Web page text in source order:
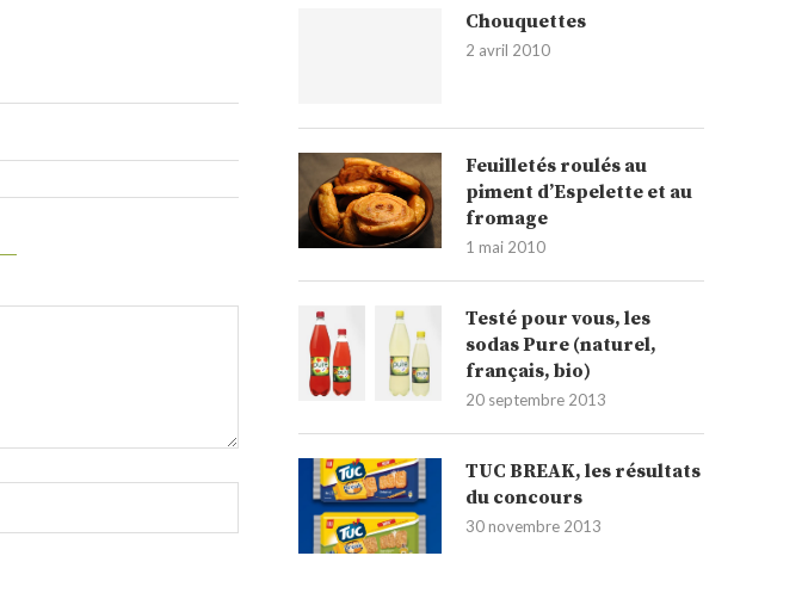
Chouquettes
2 avril 2010
Feuilletés roulés au
piment d’Espelette et au
fromage
1 mai 2010
Testé pour vous, les
sodas Pure (naturel,
français, bio)
20 septembre 2013
TUC BREAK, les résultats
du concours
30 novembre 2013